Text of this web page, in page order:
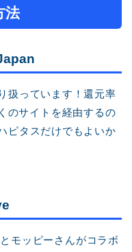
法
扱っています！還元率
のサイトを経由するの
ピタスだけでもよいか
モッピーさんがコラボ